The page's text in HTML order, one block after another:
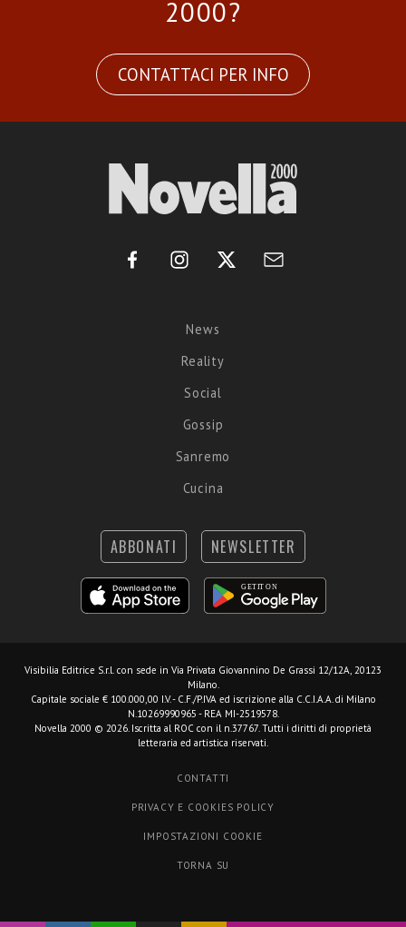
2000?
CONTATTACI PER INFO
News
Reality
Social
Gossip
Sanremo
Cucina
ABBONATI NEWSLETTER
Visibilia Editrice S.r.l. con sede in Via Privata Giovannino De Grassi 12/12A, 20123
Milano.
Capitale sociale € 100.000,00 I.V. - C.F./P.IVA ed iscrizione alla C.C.I.A.A. di Milano
N.10269990965 - REA MI-2519578.
Novella 2000 © 2026. Iscritta al ROC con il n.37767. Tutti i diritti di proprietà
letteraria ed artistica riservati.
CONTATTI
PRIVACY E COOKIES POLICY
IMPOSTAZIONI COOKIE
TORNA SU